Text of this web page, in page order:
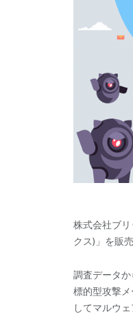
株式会社ブ
クス)」を販
調査データ
標的型攻撃
してマルウ